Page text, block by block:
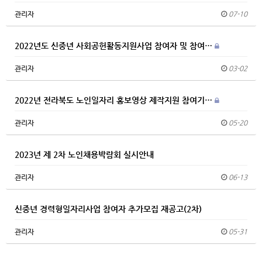
관리자 07-10
2022년도 신중년 사회공헌활동지원사업 참여자 및 참여…
관리자 03-02
2022년 전라북도 노인일자리 홍보영상 제작지원 참여기…
관리자 05-20
2023년 제 2차 노인채용박람회 실시안내
관리자 06-13
신중년 경력형일자리사업 참여자 추가모집 재공고(2차)
관리자 05-31